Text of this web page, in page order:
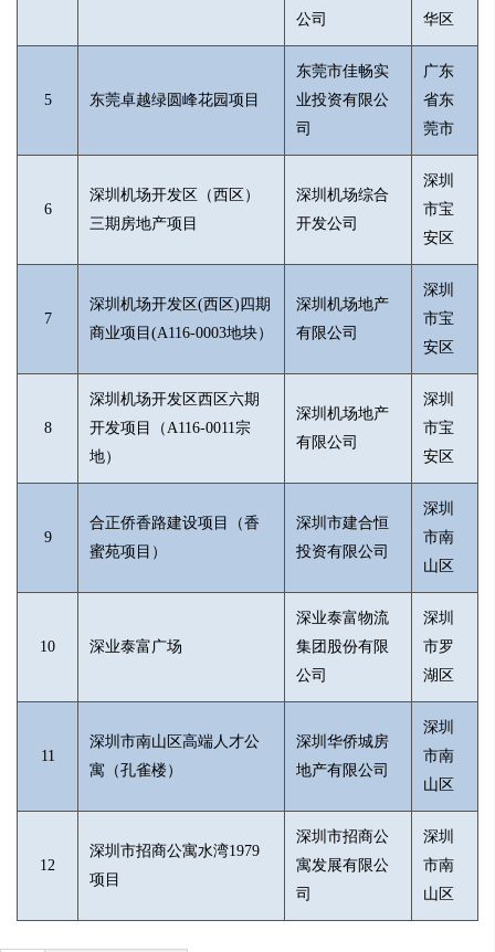
公司
华区
5 东莞卓越绿圆峰花园项目
东莞市佳畅实
业投资有限公
司
广东
省东
莞市
6
深圳机场开发区（西区）
三期房地产项目
深圳机场综合
开发公司
深圳
市宝
安区
7
深圳机场开发区(西区)四期
商业项目(A116-0003地块）
深圳机场地产
有限公司
深圳
市宝
安区
8
深圳机场开发区西区六期
开发项目（A116-0011宗
地）
深圳机场地产
有限公司
深圳
市宝
安区
9
合正侨香路建设项目（香
蜜苑项目）
深圳市建合恒
投资有限公司
深圳
市南
山区
10 深业泰富广场
深业泰富物流
集团股份有限
公司
深圳
市罗
湖区
11
深圳市南山区高端人才公
寓（孔雀楼）
深圳华侨城房
地产有限公司
深圳
市南
山区
12
深圳市招商公寓水湾1979
项目
深圳市招商公
寓发展有限公
司
深圳
市南
山区